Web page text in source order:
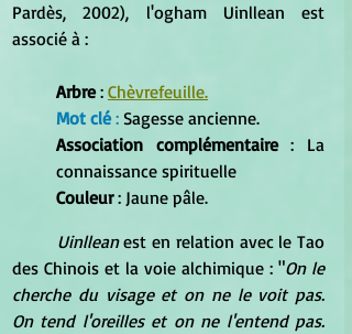
Pardès, 2002), l'ogham Uinllean est
associé à :
Arbre : Chèvrefeuille.
Mot clé : Sagesse ancienne.
Association complémentaire : La
connaissance spirituelle
Couleur : Jaune pâle.
Uinllean est en relation avec le Tao
des Chinois et la voie alchimique : "On le
cherche du visage et on ne le voit pas.
On tend l'oreilles et on ne l'entend pas.